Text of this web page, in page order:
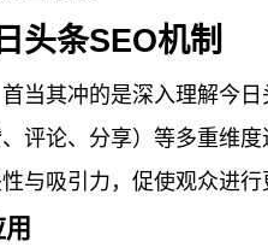
头条SEO机制
当其冲的是深入理解今
评论、分享）等多重维
与吸引力，促使观众进行